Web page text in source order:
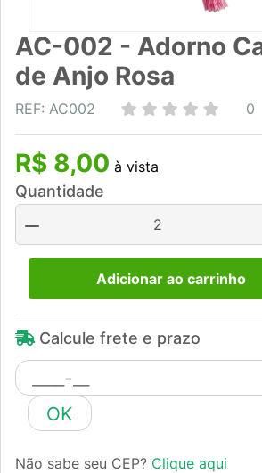
AC-002 - Adorno
de Anjo Rosa
REF: AC002 0
R$ 8,00 à vista
Quantidade
Adicionar ao carrinho
Calcule frete e prazo
OK
Não sabe seu CEP? Clique aqui